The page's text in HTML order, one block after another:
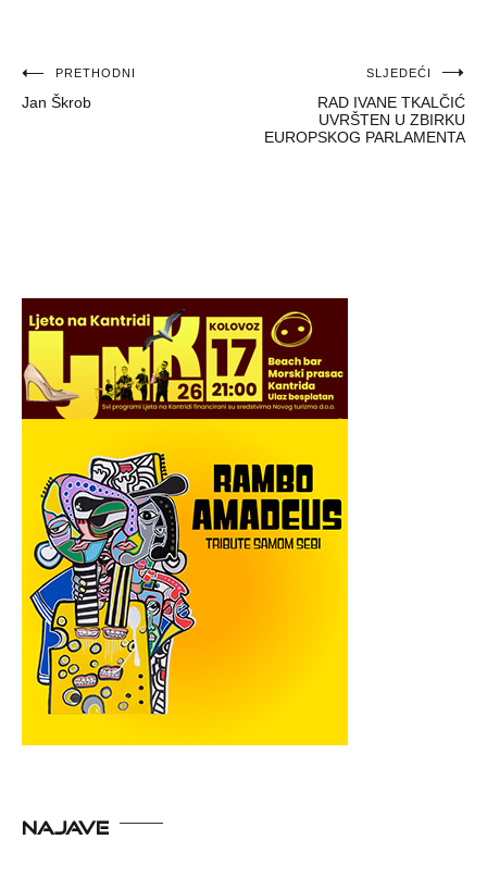
Navigacija
objava
PRETHODNI
Jan Škrob
SLJEDEĆI
RAD IVANE TKALČIĆ
UVRŠTEN U ZBIRKU
EUROPSKOG PARLAMENTA
NAJAVE